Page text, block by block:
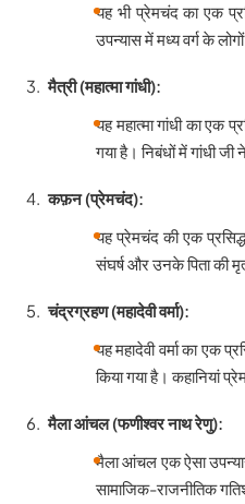
यह भी प्रेमचंद का एक
उपन्यास में मध्य वर्ग के
मैत्री (महात्मा गांधी):
यह महात्मा गांधी का एक
गया है। निबंधों में गांधी
कफ़न (प्रेमचंद):
यह प्रेमचंद की एक
संघर्ष और उनके पिता की
चंद्रग्रहण (महादेवी वर्मा):
यह महादेवी वर्मा का एक
किया गया है। कहानियां
मैला आंचल (फणीश्वर नाथ रेणु):
मैला आंचल एक ऐसा
सामाजिक-राजनीतिक